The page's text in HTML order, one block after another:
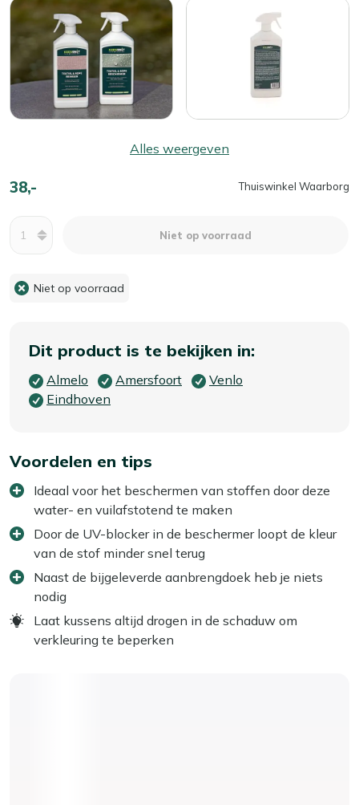
Alles weergeven
38,- Thuiswinkel Waarborg
Niet op voorraad
Niet op voorraad
Dit product is te bekijken in:
Almelo Amersfoort
Venlo
Eindhoven
Voordelen en tips
Ideaal voor het beschermen van stoffen door deze
water- en vuilafstotend te maken
Door de UV-blocker in de beschermer loopt de kleur
van de stof minder snel terug
Naast de bijgeleverde aanbrengdoek heb je niets
nodig
Laat kussens altijd drogen in de schaduw om
verkleuring te beperken